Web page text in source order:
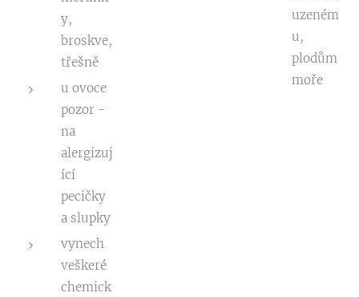
y,
broskve,
třešně
u ovoce
pozor -
na
alergizuj
ící
pecičky
a slupky
vynech
veškeré
chemick
uzeném
u,
plodům
moře